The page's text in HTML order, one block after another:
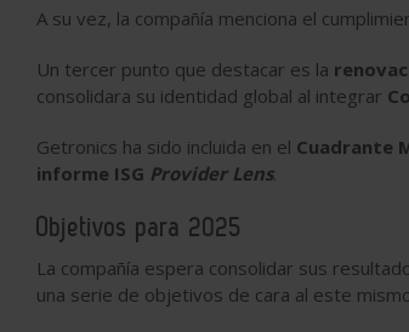
A su vez, la compañía menciona el
Un tercer punto que destacar es la
consolidara su identidad global al integrar
Getronics ha sido incluida en el Cuadrante
informe ISG Provider Lens.
Objetivos para 2025
La compañía espera consolidar sus
una serie de objetivos de cara al este